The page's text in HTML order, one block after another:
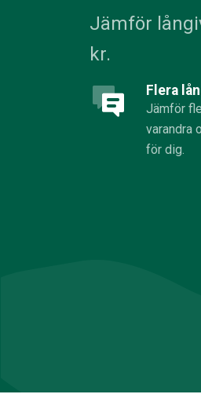
Jämför
kr.
Flera
Jämför
varandra
för dig.